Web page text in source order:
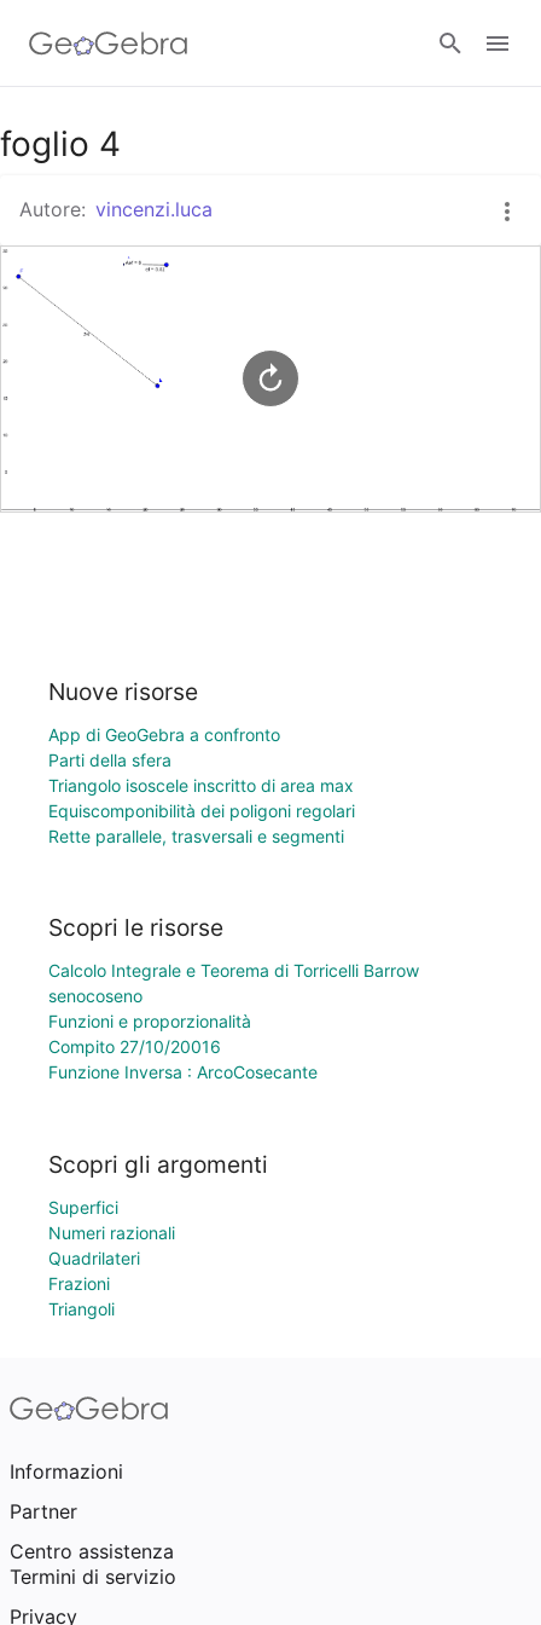
Google Classroom
GeoGebra Classroom
foglio 4
Autore: vincenzi.luca
Nuove risorse
App di GeoGebra a confronto
Parti della sfera
Triangolo isoscele inscritto di area max
Equiscomponibilità dei poligoni regolari
Rette parallele, trasversali e segmenti
Scopri le risorse
Calcolo Integrale e Teorema di Torricelli Barrow
senocoseno
Funzioni e proporzionalità
Compito 27/10/20016
Funzione Inversa : ArcoCosecante
Scopri gli argomenti
Superfici
Numeri razionali
Quadrilateri
Frazioni
Triangoli
Informazioni
Partner
Centro assistenza
Termini di servizio
Privacy